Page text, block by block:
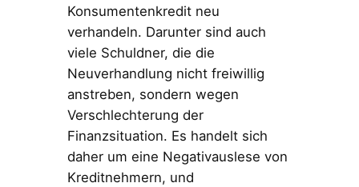
Konsumentenkredit neu
verhandeln. Darunter sind auch
viele Schuldner, die die
Neuverhandlung nicht freiwillig
anstreben, sondern wegen
Verschlechterung der
Finanzsituation. Es handelt sich
daher um eine Negativauslese von
Kreditnehmern, und